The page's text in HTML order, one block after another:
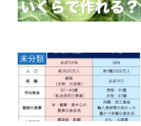
未分類